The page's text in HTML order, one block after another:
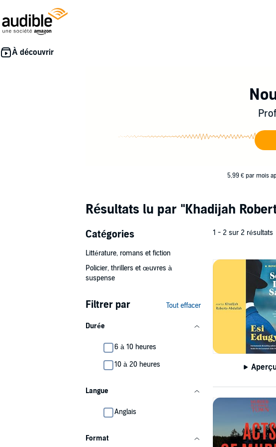
5,99 € par mois
Résultats lu par "Khadijah
Catégories
Littérature, romans et fiction
Policier, thrillers et œuvres à
suspense
Filtrer par Tout effacer
Durée
6 à 10 heures
10 à 20 heures
Langue
Anglais
Format
1 - 2 sur 2 résultats